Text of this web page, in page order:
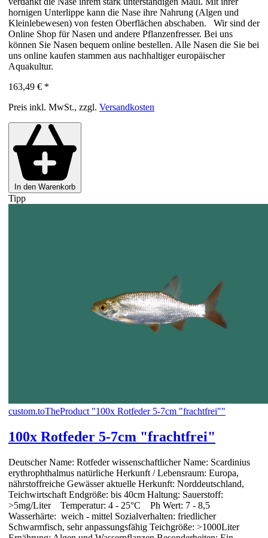
hornigen Unterlippe kann die Nase ihre Nahrung (Algen und
Kleinlebewesen) von festen Oberflächen abschaben. Wir sind der
Online Shop für Nasen und andere Pflanzenfresser. Bei uns
können Sie Nasen bequem online bestellen. Alle Nasen die Sie bei
uns online kaufen stammen aus nachhaltiger europäischer
Aquakultur.
163,49 € *
Preis inkl. MwSt., zzgl. Versandkosten
In den Warenkorb
Tipp
custom.toTheProduct "100x Rotfeder 5-7cm "frachtfrei""
100x Rotfeder 5-7cm "frachtfrei"
Deutscher Name: Rotfeder wissenschaftlicher Name: Scardinius
erythrophthalmus natürliche Herkunft / Lebensraum: Europa,
nährstoffreiche Gewässer aktuelle Herkunft: Norddeutschland,
Teichwirtschaft Endgröße: bis 40cm Haltung: Sauerstoff:
>5mg/Liter Temperatur: 4 - 25°C Ph Wert: 7 - 8,5
Wasserhärte: weich - mittel Sozialverhalten: friedlicher
Schwarmfisch, sehr anpassungsfähig Teichgröße: >1000Liter